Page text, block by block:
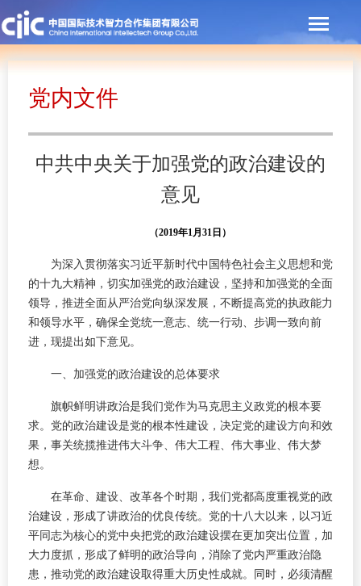
党内文件
中共中央关于加强党的政治建设的
意见
（2019年1月31日）
为深入贯彻落实习近平新时代中国特色社会主义思想和党
的十九大精神，切实加强党的政治建设，坚持和加强党的全面
领导，推进全面从严治党向纵深发展，不断提高党的执政能力
和领导水平，确保全党统一意志、统一行动、步调一致向前
进，现提出如下意见。
一、加强党的政治建设的总体要求
旗帜鲜明讲政治是我们党作为马克思主义政党的根本要
求。党的政治建设是党的根本性建设，决定党的建设方向和效
果，事关统揽推进伟大斗争、伟大工程、伟大事业、伟大梦
想。
在革命、建设、改革各个时期，我们党都高度重视党的政
治建设，形成了讲政治的优良传统。党的十八大以来，以习近
平同志为核心的党中央把党的政治建设摆在更加突出位置，加
大力度抓，形成了鲜明的政治导向，消除了党内严重政治隐
患，推动党的政治建设取得重大历史性成就。同时，必须清醒